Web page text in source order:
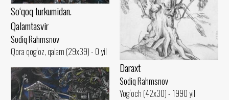
Daraxt
Sodiq Rahmsnov
Yog‘och (42x30) - 1990 yil
So‘qoq turkumidan.
Qalamtasvir
Sodiq Rahmsnov
Qora qog‘oz, qalam (29x39) - 0 yil